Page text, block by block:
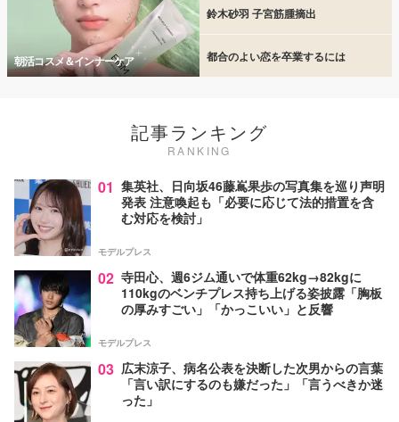
朝活コスメ＆インナーケア
鈴木砂羽 子宮筋腫摘出
都合のよい恋を卒業するには
記事ランキング
RANKING
01 集英社、日向坂46藤嶌果歩の写真集を巡り声明
発表 注意喚起も「必要に応じて法的措置を含
む対応を検討」
モデルプレス
02 寺田心、週6ジム通いで体重62kg→82kgに
110kgのベンチプレス持ち上げる姿披露「胸板
の厚みすごい」「かっこいい」と反響
モデルプレス
03 広末涼子、病名公表を決断した次男からの言葉
「言い訳にするのも嫌だった」「言うべきか迷
った」